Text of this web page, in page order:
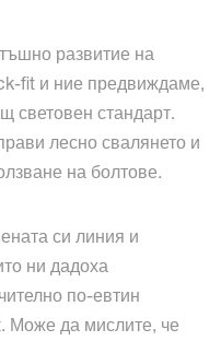
развитие на
fit и ние предвиждаме,
световен стандарт.
лесно свалянето и
на болтове.
си линия и
ни дадоха
по-евтин
Може да мислите, че